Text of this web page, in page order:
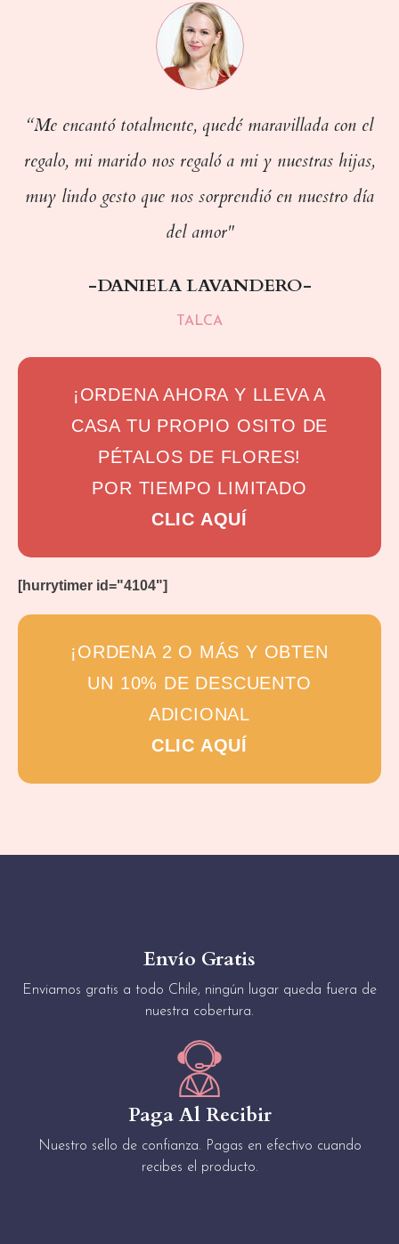
“Me encantó totalmente, quedé maravillada con el
regalo, mi marido nos regaló a mi y nuestras hijas,
muy lindo gesto que nos sorprendió en nuestro día
del amor"
-DANIELA LAVANDERO-
TALCA
¡ORDENA AHORA Y LLEVA A
CASA TU PROPIO OSITO DE
PÉTALOS DE FLORES!
POR TIEMPO LIMITADO
CLIC AQUÍ
[hurrytimer id="4104"]
¡ORDENA 2 O MÁS Y OBTEN
UN 10% DE DESCUENTO
ADICIONAL
CLIC AQUÍ
Envío Gratis
Enviamos gratis a todo Chile, ningún lugar queda fuera de
nuestra cobertura.
Paga Al Recibir
Nuestro sello de confianza. Pagas en efectivo cuando
recibes el producto.